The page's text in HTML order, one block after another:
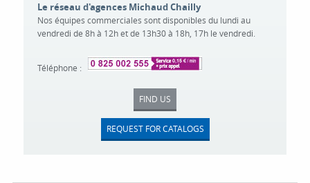
Le réseau d'agences Michaud Chailly
Nos équipes commerciales sont disponibles du lundi au
vendredi de 8h à 12h et de 13h30 à 18h, 17h le vendredi.
Téléphone :
FIND US
REQUEST FOR CATALOGS